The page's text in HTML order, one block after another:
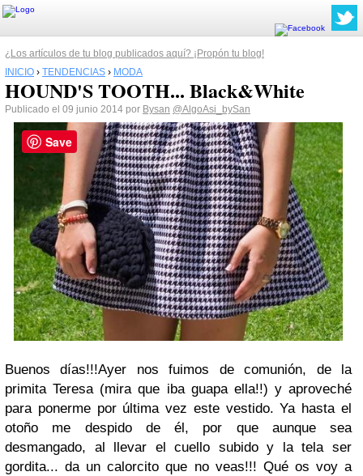
¿Los artículos de tu blog publicados aquí? ¡Propón tu blog!
INICIO › TENDENCIAS › MODA
HOUND'S TOOTH... Black&White
Publicado el 09 junio 2014 por Bysan @AlgoAsi_bySan
Buenos días!!!Ayer nos fuimos de comunión, de la
primita Teresa (mira que iba guapa ella!!) y aproveché
para ponerme por última vez este vestido. Ya hasta el
otoño me despido de él, por que aunque sea
desmangado, al llevar el cuello subido y la tela ser
gordita... da un calorcito que no veas!!! Qué os voy a
Save